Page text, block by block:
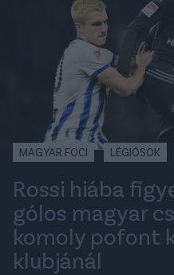
MAGYAR FOCI LÉGIÓSOK
Rossi hiába
gólos magyar
komoly pofont
klubjánál